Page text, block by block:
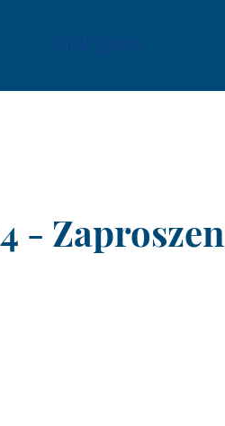
Z ŻYCIA SEJMIKU
-